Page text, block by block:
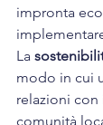
impronta
La
modo in cui
relazioni
comunità